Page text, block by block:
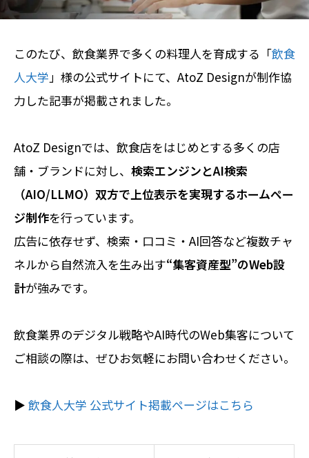
このたび、飲食業界で多くの料理人を育成する「飲食
人大学」様の公式サイトにて、AtoZ Designが制作協
力した記事が掲載されました。
AtoZ Designでは、飲食店をはじめとする多くの店
舗・ブランドに対し、 検索エンジンとAI検索
（AIO/LLMO）双方で上位表示を実現するホームペー
ジ制作を行っています。
広告に依存せず、検索・口コミ・AI回答など複数チャ
ネルから自然流入を生み出す“集客資産型”のWeb設
計が強みです。
飲食業界のデジタル戦略やAI時代のWeb集客について
ご相談の際は、ぜひお気軽にお問い合わせください。
▶︎ 飲食人大学 公式サイト掲載ページはこちら